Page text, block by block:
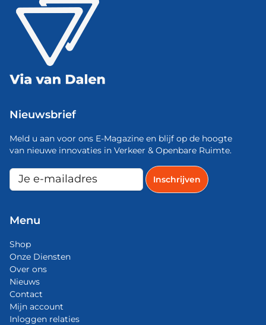
Nieuwsbrief
Meld u aan voor ons E-Magazine en blijf op de hoogte
van nieuwe innovaties in Verkeer & Openbare Ruimte.
Menu
Shop
Onze Diensten
Over ons
Nieuws
Contact
Mijn account
Inloggen relaties